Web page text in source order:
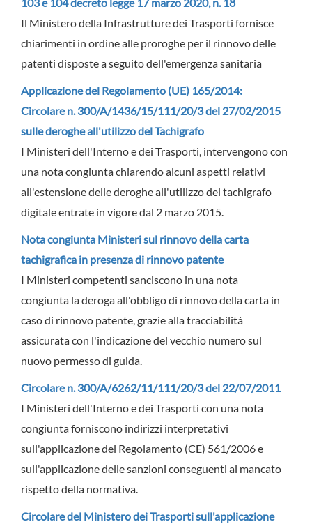
Il Ministero della Infrastrutture dei Trasporti fornisce
chiarimenti in ordine alle proroghe per il rinnovo delle
patenti disposte a seguito dell'emergenza sanitaria
Applicazione del Regolamento (UE) 165/2014:
Circolare n. 300/A/1436/15/111/20/3 del 27/02/2015
sulle deroghe all'utilizzo del Tachigrafo
I Ministeri dell'Interno e dei Trasporti, intervengono con
una nota congiunta chiarendo alcuni aspetti relativi
all'estensione delle deroghe all'utilizzo del tachigrafo
digitale entrate in vigore dal 2 marzo 2015.
Nota congiunta Ministeri sul rinnovo della carta
tachigrafica in presenza di rinnovo patente
I Ministeri competenti sanciscono in una nota
congiunta la deroga all'obbligo di rinnovo della carta in
caso di rinnovo patente, grazie alla tracciabilità
assicurata con l'indicazione del vecchio numero sul
nuovo permesso di guida.
Circolare n. 300/A/6262/11/111/20/3 del 22/07/2011
I Ministeri dell'Interno e dei Trasporti con una nota
congiunta forniscono indirizzi interpretativi
sull'applicazione del Regolamento (CE) 561/2006 e
sull'applicazione delle sanzioni conseguenti al mancato
rispetto della normativa.
Circolare del Ministero dei Trasporti sull'applicazione